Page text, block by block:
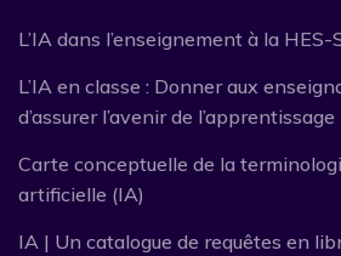
L’IA dans l’enseignement à la HES-
L’IA en classe : Donner aux
d’assurer l’avenir de l’apprentissage
Carte conceptuelle de la
artificielle (IA)
IA | Un catalogue de requêtes en